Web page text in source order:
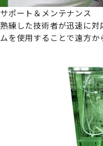
サポート＆メンテナンス
熟練した技術者が迅速に
ムを使用することで遠方か